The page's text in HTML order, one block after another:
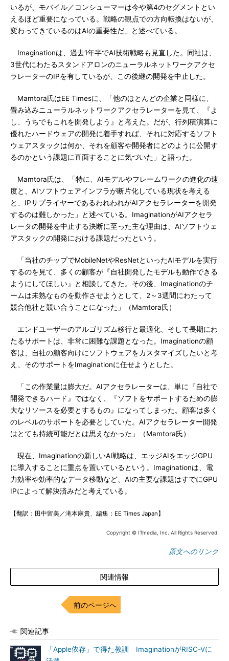
いるが、モバイル／コンシューマーは今や第4のセグメントとい
えるほど重要になっている。戦略の観点での方向転換はないが、
変わってきているのはAIの重要性だ」と述べている。
Imaginationは、過去1年半でAI技術戦略も見直した。同社は、
3世代にわたるスタンドアロンのニューラルネットワークアクセ
ラレーターのIPを有しているが、この後継の開発を中止した。
Mamtora氏はEE Timesに、「他のほとんどの企業と同様に、
畳み込みニューラルネットワークアクセラレーターを見て、『よ
し、うちでもこれを開発しよう』と考えた。だが、行列積演算に
優れたハードウェアの開発に着手すれば、それに対応するソフト
ウェアスタックは何か、それを顧客や開発者にどのように公開す
るのかという課題に直面することに気づいた」と語った。
Mamtora氏は、「特に、AIモデルやフレームワークの進化の速
度と、AIソフトウェアインフラが断片化している現状を考える
と、IPサプライヤーであるわれわれがAIアクセラレーターを開発
するのは難しかった」と述べている。ImaginationがAIアクセラ
レータの開発を中止する決断に至った主な理由は、AIソフトウェ
アスタックの開発における課題だったという。
「当社のチップでMobileNetやResNetといったAIモデルを実行
するのを見て、多くの顧客が『自社開発したモデルも動作できる
ようにしてほしい』と相談してきた。その後、Imaginationのチ
ームは未熟なものを動作させようとして、2～3週間にわたって
競合他社と競い合うことになった」（Mamtora氏）
エンドユーザーのアルゴリズム移行と最適化、そして長期にわ
たるサポートは、非常に困難な課題となった。Imaginationの顧
客は、自社の顧客向けにソフトウェアをカスタマイズしたいと考
え、そのサポートをImaginationに任せようとした。
「この作業量は膨大だ。AIアクセラレーターは、単に『自社で
開発できるハード』ではなく、『ソフトをサポートするための膨
大なリソースを必要とするもの』になってしまった。顧客は多く
のレベルのサポートを必要としていた。AIアクセラレーター開発
はとても持続可能だとは思えなかった」（Mamtora氏）
現在、Imaginationの新しいAI戦略は、エッジAIをエッジGPU
に導入することに重点を置いているという。Imaginationは、電
力効率や効率的なデータ移動など、AIの主要な課題はすでにGPU
IPによって解決済みだと考えている。
【翻訳：田中留美／滝本麻貴、編集：EE Times Japan】
Copyright © ITmedia, Inc. All Rights Reserved.
原文へのリンク
関連情報
前のページへ
関連記事
「Apple依存」で得た教訓 ImaginationがRISC-Vに